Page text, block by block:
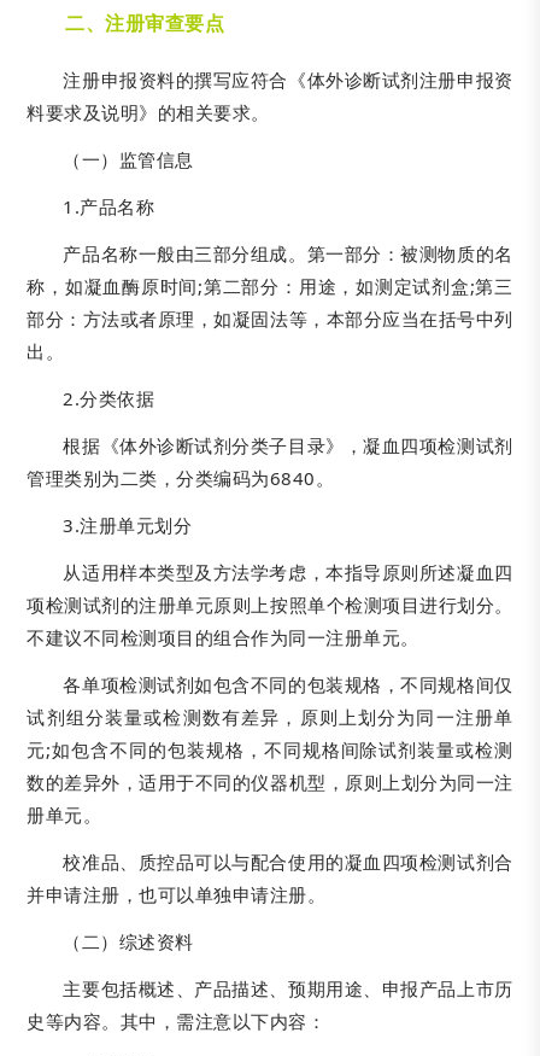
二、注册审查要点
注册申报资料的撰写应符合《体外诊断试剂注册申报资
料要求及说明》的相关要求。
（一）监管信息
1.产品名称
产品名称一般由三部分组成。第一部分：被测物质的名
称，如凝血酶原时间;第二部分：用途，如测定试剂盒;第三
部分：方法或者原理，如凝固法等，本部分应当在括号中列
出。
2.分类依据
根据《体外诊断试剂分类子目录》，凝血四项检测试剂
管理类别为二类，分类编码为6840。
3.注册单元划分
从适用样本类型及方法学考虑，本指导原则所述凝血四
项检测试剂的注册单元原则上按照单个检测项目进行划分。
不建议不同检测项目的组合作为同一注册单元。
各单项检测试剂如包含不同的包装规格，不同规格间仅
试剂组分装量或检测数有差异，原则上划分为同一注册单
元;如包含不同的包装规格，不同规格间除试剂装量或检测
数的差异外，适用于不同的仪器机型，原则上划分为同一注
册单元。
校准品、质控品可以与配合使用的凝血四项检测试剂合
并申请注册，也可以单独申请注册。
（二）综述资料
主要包括概述、产品描述、预期用途、申报产品上市历
史等内容。其中，需注意以下内容：